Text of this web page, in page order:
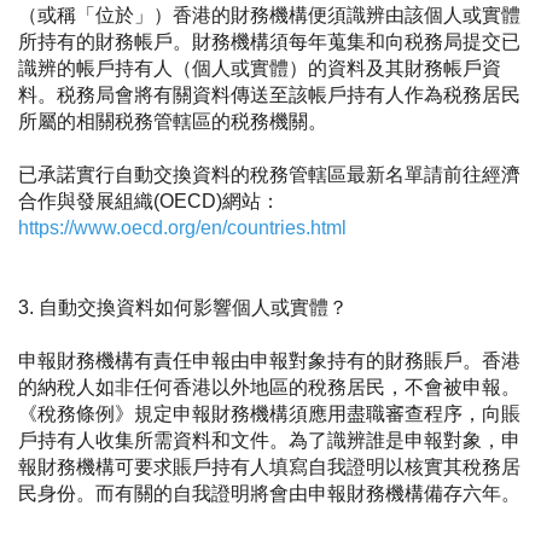
（或稱「位於」）香港的財務機構便須識辨由該個人或實體
所持有的財務帳戶。財務機構須每年蒐集和向税務局提交已
識辨的帳戶持有人（個人或實體）的資料及其財務帳戶資
料。税務局會將有關資料傳送至該帳戶持有人作為税務居民
所屬的相關税務管轄區的税務機關。
已承諾實行自動交換資料的稅務管轄區最新名單請前往經濟
合作與發展組織(OECD)網站：
https://www.oecd.org/en/countries.html
3. 自動交換資料如何影響個人或實體？
申報財務機構有責任申報由申報對象持有的財務賬戶。香港
的納稅人如非任何香港以外地區的稅務居民，不會被申報。
《稅務條例》規定申報財務機構須應用盡職審查程序，向賬
戶持有人收集所需資料和文件。為了識辨誰是申報對象，申
報財務機構可要求賬戶持有人填寫自我證明以核實其稅務居
民身份。而有關的自我證明將會由申報財務機構備存六年。